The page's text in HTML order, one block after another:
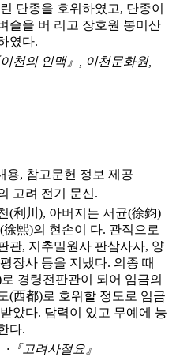
단종을 호위하였고, 단종이
슬을 버 리고 장호원 봉미산
였다.
천의 인맥』, 이천문화원,
용, 참고문헌 정보 제공
고려 전기 문신.
(利川), 아버지는 서균(徐鈞)
徐熙)의 현손이 다. 관직으로
관, 지추밀원사 판삼사사, 양
장사 등을 지냈다. 의종 때
경령전판관이 되어 임금의
(西都)로 호위할 정도로 임금
았다. 담력이 있고 무예에 능
다.
·『고려사절요』